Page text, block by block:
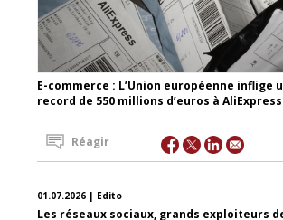
E-commerce : L’Union européenne inflige
record de 550 millions d’euros à AliExpress
Réagir
01.07.2026 | Edito
Les réseaux sociaux, grands exploiteurs